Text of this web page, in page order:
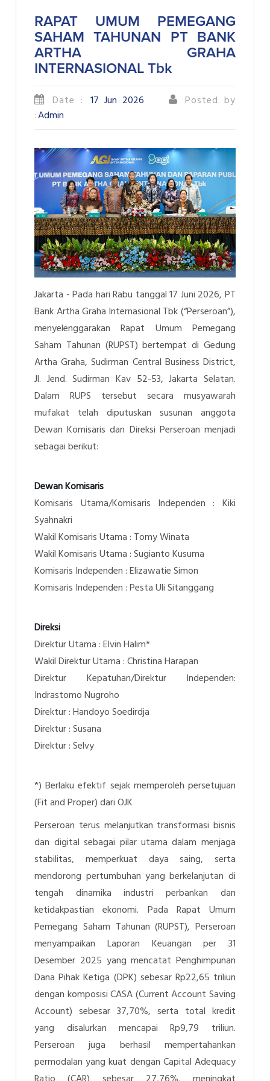
RAPAT UMUM PEMEGANG
SAHAM TAHUNAN PT BANK
ARTHA GRAHA
INTERNASIONAL Tbk
Date : 17 Jun 2026
Posted by
:Admin
Jakarta - Pada hari Rabu tanggal 17 Juni 2026, PT
Bank Artha Graha Internasional Tbk (“Perseroan”),
menyelenggarakan Rapat Umum Pemegang
Saham Tahunan (RUPST) bertempat di Gedung
Artha Graha, Sudirman Central Business District,
Jl. Jend. Sudirman Kav 52-53, Jakarta Selatan.
Dalam RUPS tersebut secara musyawarah
mufakat telah diputuskan susunan anggota
Dewan Komisaris dan Direksi Perseroan menjadi
sebagai berikut:
Dewan Komisaris
Komisaris Utama/Komisaris Independen : Kiki
Syahnakri
Wakil Komisaris Utama : Tomy Winata
Wakil Komisaris Utama : Sugianto Kusuma
Komisaris Independen : Elizawatie Simon
Komisaris Independen : Pesta Uli Sitanggang
Direksi
Direktur Utama : Elvin Halim*
Wakil Direktur Utama : Christina Harapan
Direktur Kepatuhan/Direktur Independen:
Indrastomo Nugroho
Direktur : Handoyo Soedirdja
Direktur : Susana
Direktur : Selvy
*) Berlaku efektif sejak memperoleh persetujuan
(Fit and Proper) dari OJK
Perseroan terus melanjutkan transformasi bisnis
dan digital sebagai pilar utama dalam menjaga
stabilitas, memperkuat daya saing, serta
mendorong pertumbuhan yang berkelanjutan di
tengah dinamika industri perbankan dan
ketidakpastian ekonomi. Pada Rapat Umum
Pemegang Saham Tahunan (RUPST), Perseroan
menyampaikan Laporan Keuangan per 31
Desember 2025 yang mencatat Penghimpunan
Dana Pihak Ketiga (DPK) sebesar Rp22,65 triliun
dengan komposisi CASA (Current Account Saving
Account) sebesar 37,70%, serta total kredit
yang disalurkan mencapai Rp9,79 triliun.
Perseroan juga berhasil mempertahankan
permodalan yang kuat dengan Capital Adequacy